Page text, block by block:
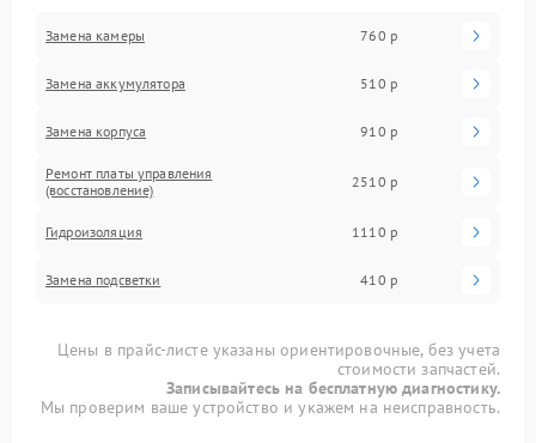
Замена камеры 760 р
Замена аккумулятора 510 р
Замена корпуса 910 р
Ремонт платы управления
(восстановление)
2510 р
Гидроизоляция 1110 р
Замена подсветки 410 р
Цены в прайс-листе указаны ориентировочные, без учета
стоимости запчастей.
Записывайтесь на бесплатную диагностику.
Мы проверим ваше устройство и укажем на неисправность.